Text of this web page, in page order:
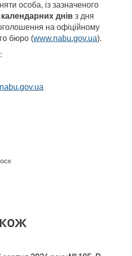
особа, із зазначеного
календарних днів з дня
на офіційному
бюро (www.nabu.gov.ua).